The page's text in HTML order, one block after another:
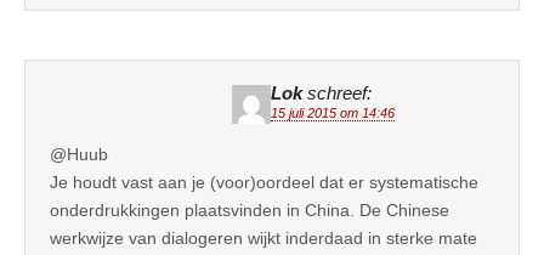
Lok schreef:
15 juli 2015 om 14:46
@Huub
Je houdt vast aan je (voor)oordeel dat er systematische
onderdrukkingen plaatsvinden in China. De Chinese
werkwijze van dialogeren wijkt inderdaad in sterke mate